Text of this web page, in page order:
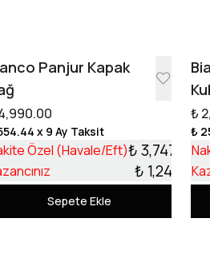
Panjur Kapak
x 9 Ay Taksit
Özel (Havale/Eft)₺ 3,747.99
₺ 1,242.01
Sepete Ekle
₺
₺